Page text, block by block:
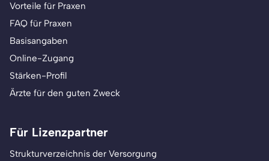
Vorteile für Praxen
FAQ für Praxen
Basisangaben
Online-Zugang
Stärken-Profil
Ärzte für den guten Zweck
Für Lizenzpartner
Strukturverzeichnis der Versorgung